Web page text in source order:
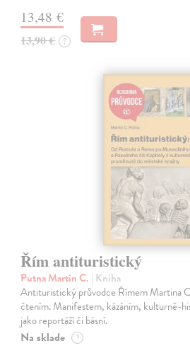
13,48 €
13,90 € ?
Řím antituristický
Putna Martin C. | Kniha
Antituristický průvodce Římem Martina
čtením. Manifestem, kázáním, kulturně-
jako reportáží či básní.
Na sklade ?